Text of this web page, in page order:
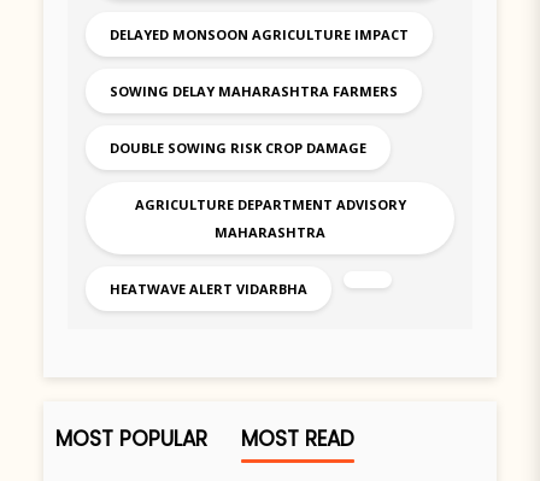
DELAYED MONSOON AGRICULTURE IMPACT
SOWING DELAY MAHARASHTRA FARMERS
DOUBLE SOWING RISK CROP DAMAGE
AGRICULTURE DEPARTMENT ADVISORY
MAHARASHTRA
HEATWAVE ALERT VIDARBHA
MOST POPULAR MOST READ